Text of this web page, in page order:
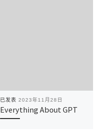
已发表 2023年11月28日
Everything About GPT